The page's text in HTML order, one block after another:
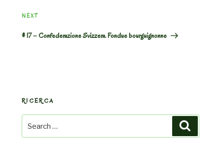
Next
NEXT
# 17 – Confederazione Svizzera. Fondue bourguignonne
RICERCA
Search
for: